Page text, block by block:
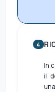
4
In
il
una